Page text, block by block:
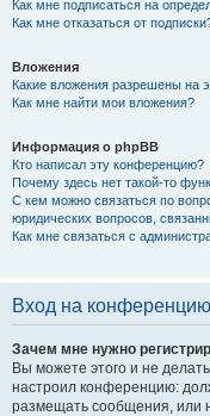
Как мне подписаться на
Как мне отказаться от
Вложения
Какие вложения разрешены на
Как мне найти мои вложения?
Информация о phpBB
Кто написал эту конференцию?
Почему здесь нет такой-то
С кем можно связаться по
юридических вопросов,
Как мне связаться с
Вход на
Зачем мне нужно
Вы можете этого и не
настроил конференцию:
размещать сообщения, или